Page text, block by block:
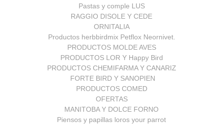
Pastas y comple LUS
RAGGIO DISOLE Y CEDE
ORNITALIA
Productos herbbirdmix Petflox Neornivet.
PRODUCTOS MOLDE AVES
PRODUCTOS LOR Y Happy Bird
PRODUCTOS CHEMIFARMA Y CANARIZ
FORTE BIRD Y SANOPIEN
PRODUCTOS COMED
OFERTAS
MANITOBA Y DOLCE FORNO
Piensos y papillas loros your parrot